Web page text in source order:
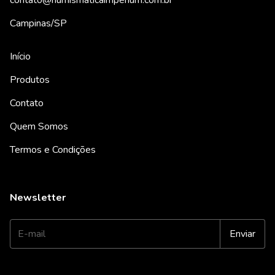
Campinas/SP
Início
Produtos
Contato
Quem Somos
Termos e Condições
Newsletter